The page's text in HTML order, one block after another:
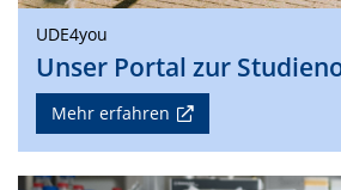
UDE4you
Unser Portal zur
Mehr erfahren